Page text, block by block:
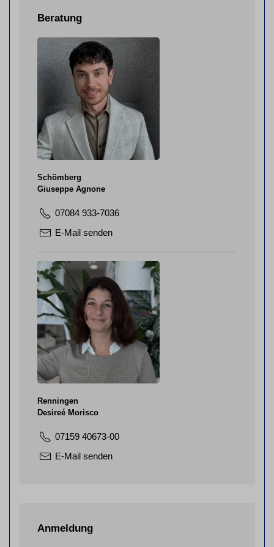
Beratung
Schömberg
Giuseppe Agnone
07084 933-7036
E-Mail senden
Renningen
Desireé Morisco
07159 40673-00
E-Mail senden
Anmeldung